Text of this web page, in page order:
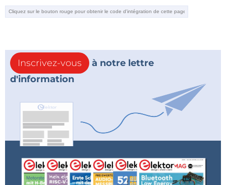
Inscrivez-vous
à notre lettre
d'information